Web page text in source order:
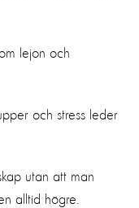
lejon och
och stress leder
utan att man
alltid högre.